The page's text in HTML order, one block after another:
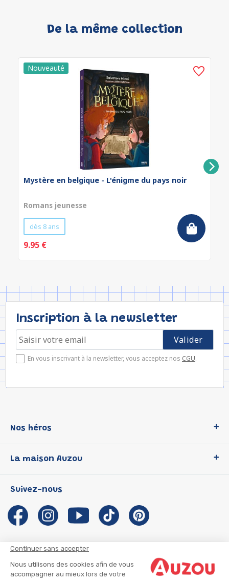
Continuer sans accepter
Nous utilisons des cookies afin de vous
accompagner au mieux lors de votre
De la même collection
Mystère en belgique - L'énigme du pays noir
Romans jeunesse
dès 8 ans
9.95 €
Inscription à la newsletter
En vous inscrivant à la newsletter, vous acceptez nos CGU.
Nos héros
P'tit Loup
Les Influenceuses
Migali
Petite Taupe
La maison Auzou
Notre histoire
Auzou s'engage
Auteurs et illustrateurs Auzou
Suivre mon colis
Suivez-nous
CGU